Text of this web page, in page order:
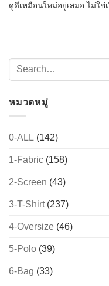
ดูดีเหมือนใหม่อยู่เสมอ ไม่ใช่
หมวดหมู่
0-ALL (142)
1-Fabric (158)
2-Screen (43)
3-T-Shirt(237)
4-Oversize (46)
5-Polo (39)
6-Bag (33)